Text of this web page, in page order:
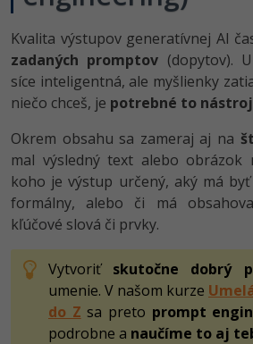
Kvalita výstupov generatívnej AI
zadaných promptov (dopytov).
síce inteligentná, ale myšlienky
niečo chceš, je potrebné to
Okrem obsahu sa zameraj aj na
mal výsledný text alebo obrázok
koho je výstup určený, aký má
formálny, alebo či má
kľúčové slová či prvky.
Vytvoriť skutočne dobrý
umenie. V našom kurze
do Z sa preto prompt
podrobne a naučíme to aj